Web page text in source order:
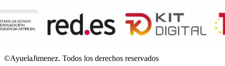
©AyuelaJimenez. Todos los derechos reservados